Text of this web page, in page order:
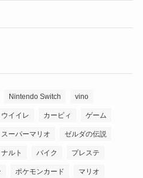
Nintendo Switch vino
ウイイレ カービィ ゲーム
スーパーマリオ ゼルダの伝説
ナルト バイク プレステ
ポケモンカード マリオ